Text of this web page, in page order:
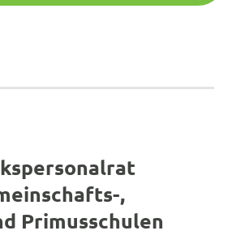
,
Primusschulen